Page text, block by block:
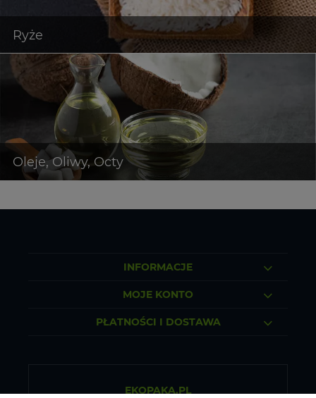
INFORMACJE
MOJE KONTO
PŁATNOŚCI I DOSTAWA
EKOPAKA.PL